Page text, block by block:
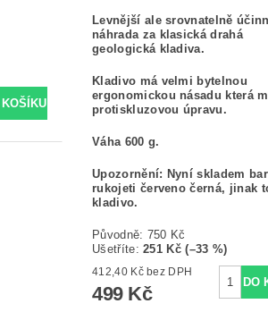
Levnější ale srovnatelně
náhrada za klasická drahá
geologická kladiva.
Kladivo má velmi bytelnou
ergonomickou násadu která
protiskluzovou úpravu.
Váha 600 g.
Upozornění: Nyní skladem
rukojeti červeno černá, jinak
kladivo.
Původně: 750 Kč
Ušetříte:251 Kč (–33 %)
412,40 Kč bez DPH
499 Kč